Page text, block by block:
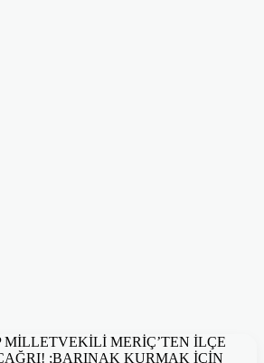
MİLLETVEKİLİ MERİÇ’TEN İLÇE
;BARINAK KURMAK İÇİN